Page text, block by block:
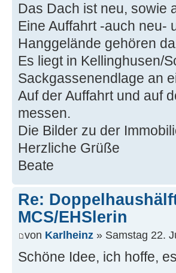
Das Dach ist neu, sowie
Eine Auffahrt -auch neu-
Hanggelände gehören
Es liegt in Kellinghusen/
Sackgassenendlage an
Auf der Auffahrt und auf
messen.
Die Bilder zu der
Herzliche Grüße
Beate
Re:
MCS/EHSlerin
von Karlheinz » Samstag 22.
Schöne Idee, ich hoffe,